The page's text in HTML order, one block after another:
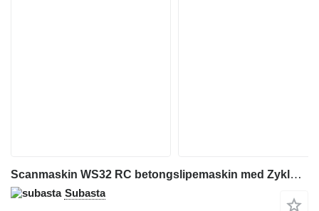
Scanmaskin WS32 RC betongslipemaskin med Zyklon JetPuls V8 industristøvsuge
Subasta